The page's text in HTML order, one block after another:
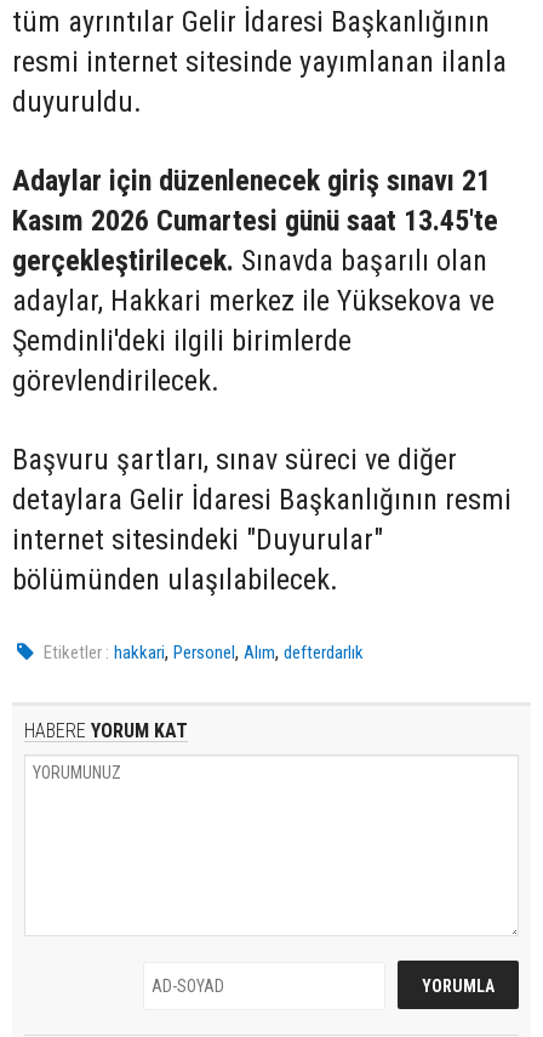
tüm ayrıntılar Gelir İdaresi Başkanlığının
resmi internet sitesinde yayımlanan ilanla
duyuruldu.
Adaylar için düzenlenecek giriş sınavı 21
Kasım 2026 Cumartesi günü saat 13.45'te
gerçekleştirilecek. Sınavda başarılı olan
adaylar, Hakkari merkez ile Yüksekova ve
Şemdinli'deki ilgili birimlerde
görevlendirilecek.
Başvuru şartları, sınav süreci ve diğer
detaylara Gelir İdaresi Başkanlığının resmi
internet sitesindeki "Duyurular"
bölümünden ulaşılabilecek.
Etiketler : hakkari,Personel,Alım,defterdarlık
HABERE YORUM KAT